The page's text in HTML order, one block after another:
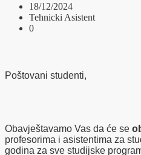
18/12/2024
Tehnicki Asistent
0
Poštovani studenti,
Obavještavamo Vas da će se
profesorima i asistentima za
godina za sve studijske